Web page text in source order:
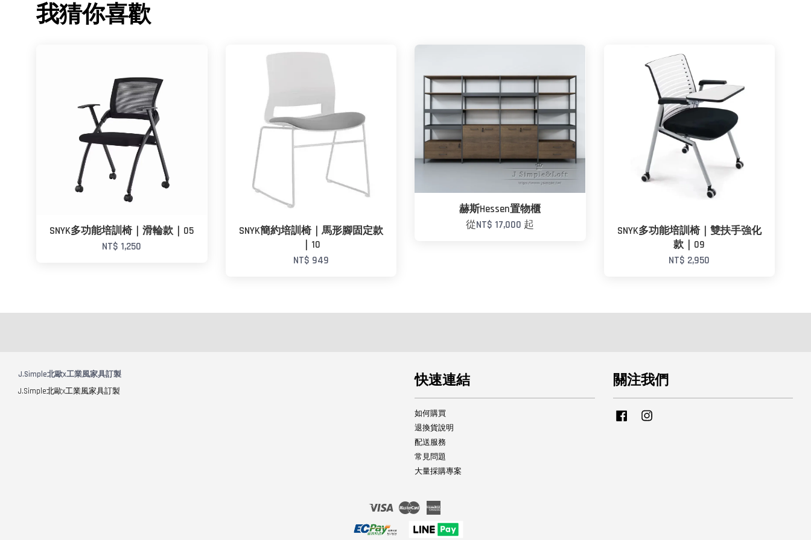
我猜你喜歡
SNYK多功能培訓椅｜滑輪款｜05
NT$ 1,250
SNYK簡約培訓椅｜馬形腳固定款
｜10
NT$ 949
赫斯Hessen置物櫃
從NT$ 17,000 起
SNYK多功能培訓椅｜雙扶手強化
款｜09
NT$ 2,950
J.Simple北歐x工業風家具訂製
J.Simple北歐x工業風家具訂製
快速連結
如何購買
退換貨說明
配送服務
常見問題
大量採購專案
關注我們
Facebook
Visa Master